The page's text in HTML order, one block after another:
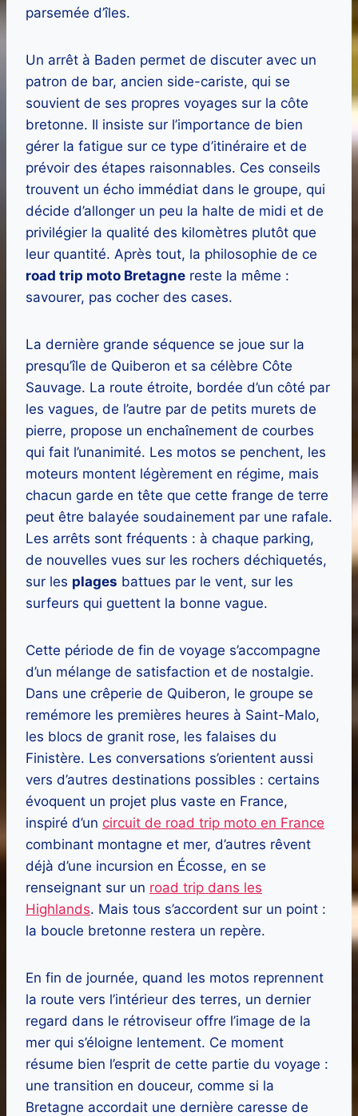
parsemée d’îles.
Un arrêt à Baden permet de discuter avec un
patron de bar, ancien side-cariste, qui se
souvient de ses propres voyages sur la côte
bretonne. Il insiste sur l’importance de bien
gérer la fatigue sur ce type d’itinéraire et de
prévoir des étapes raisonnables. Ces conseils
trouvent un écho immédiat dans le groupe, qui
décide d’allonger un peu la halte de midi et de
privilégier la qualité des kilomètres plutôt que
leur quantité. Après tout, la philosophie de ce
road trip moto Bretagne reste la même :
savourer, pas cocher des cases.
La dernière grande séquence se joue sur la
presqu’île de Quiberon et sa célèbre Côte
Sauvage. La route étroite, bordée d’un côté par
les vagues, de l’autre par de petits murets de
pierre, propose un enchaînement de courbes
qui fait l’unanimité. Les motos se penchent, les
moteurs montent légèrement en régime, mais
chacun garde en tête que cette frange de terre
peut être balayée soudainement par une rafale.
Les arrêts sont fréquents : à chaque parking,
de nouvelles vues sur les rochers déchiquetés,
sur les plages battues par le vent, sur les
surfeurs qui guettent la bonne vague.
Cette période de fin de voyage s’accompagne
d’un mélange de satisfaction et de nostalgie.
Dans une crêperie de Quiberon, le groupe se
remémore les premières heures à Saint-Malo,
les blocs de granit rose, les falaises du
Finistère. Les conversations s’orientent aussi
vers d’autres destinations possibles : certains
évoquent un projet plus vaste en France,
inspiré d’un circuit de road trip moto en France
combinant montagne et mer, d’autres rêvent
déjà d’une incursion en Écosse, en se
renseignant sur un road trip dans les
Highlands. Mais tous s’accordent sur un point :
la boucle bretonne restera un repère.
En fin de journée, quand les motos reprennent
la route vers l’intérieur des terres, un dernier
regard dans le rétroviseur offre l’image de la
mer qui s’éloigne lentement. Ce moment
résume bien l’esprit de cette partie du voyage :
une transition en douceur, comme si la
Bretagne accordait une dernière caresse de